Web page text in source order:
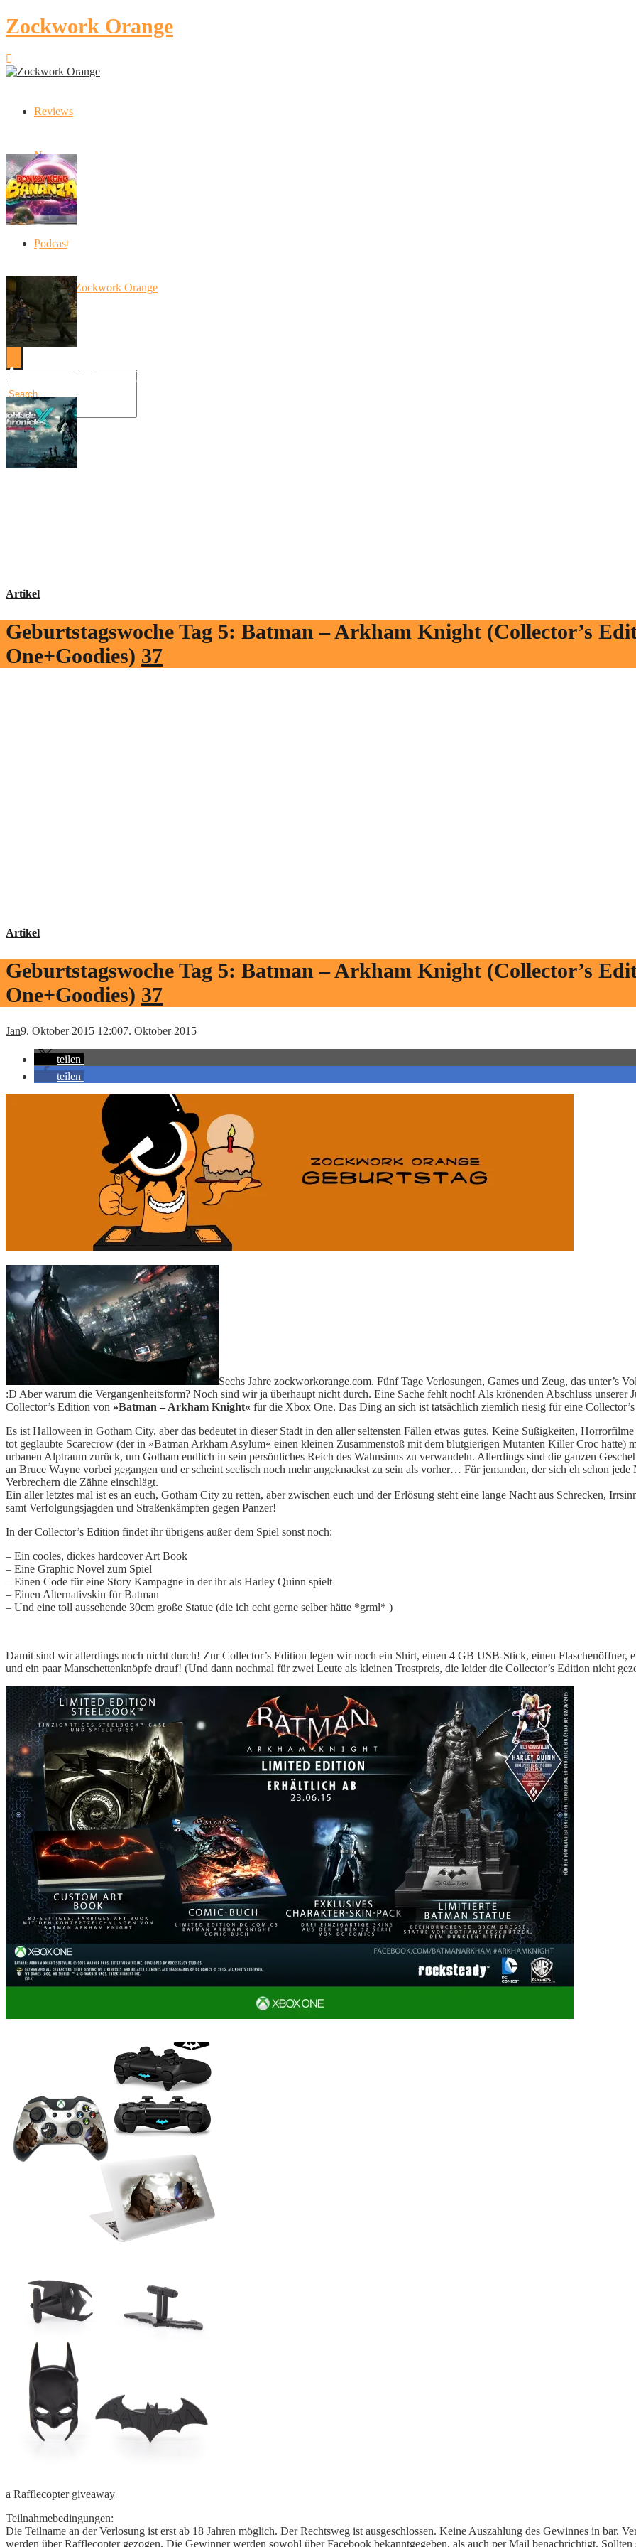
Zockwork Orange
Reviews
News
Artikel
Podcast
10 Jahre Zockwork Orange
Donkey Kong Bananza: “Ich mache alles kaputt!”
Angespielt: Legacy of Kain: Soul Reaver
Artikel
Geburtstagswoche Tag 5: Batman – Arkham Knight (Collector’s
One+Goodies) 37
Artikel
Geburtstagswoche Tag 5: Batman – Arkham Knight (Collector’s
One+Goodies) 37
Jan9. Oktober 2015 12:007. Oktober 2015
teilen
teilen
Sechs Jahre zockworkorange.com. Fünf Tage Verlosungen, Games und Zeug, das unter’s
:D Aber warum die Vergangenheitsform? Noch sind wir ja überhaupt nicht durch. Eine Sache fehlt noch! Als krönenden Abschluss unserer
Collector’s Edition von »Batman – Arkham Knight« für die Xbox One. Das Ding an sich ist tatsächlich ziemlich riesig für eine
Es ist Halloween in Gotham City, aber das bedeutet in dieser Stadt in den aller seltensten Fällen etwas gutes. Keine Süßigkeiten,
tot geglaubte Scarecrow (der in »Batman Arkham Asylum« einen kleinen Zusammenstoß mit dem blutgierigen Mutanten Killer Croc hatte)
urbanen Alptraum zurück, um Gotham endlich in sein persönliches Reich des Wahnsinns zu verwandeln. Allerdings sind die ganzen
an Bruce Wayne vorbei gegangen und er scheint seelisch noch mehr angeknackst zu sein als vorher… Für jemanden, der sich eh schon
Verbrechern die Zähne einschlägt.
Ein aller letztes mal ist es an euch, Gotham City zu retten, aber zwischen euch und der Erlösung steht eine lange Nacht aus Schrecken,
samt Verfolgungsjagden und Straßenkämpfen gegen Panzer!
In der Collector’s Edition findet ihr übrigens außer dem Spiel sonst noch:
– Ein cooles, dickes hardcover Art Book
– Eine Graphic Novel zum Spiel
– Einen Code für eine Story Kampagne in der ihr als Harley Quinn spielt
– Einen Alternativskin für Batman
– Und eine toll aussehende 30cm große Statue (die ich echt gerne selber hätte *grml* )
Damit sind wir allerdings noch nicht durch! Zur Collector’s Edition legen wir noch ein Shirt, einen 4 GB USB-Stick, einen Flaschenöffner,
und ein paar Manschettenknöpfe drauf! (Und dann nochmal für zwei Leute als kleinen Trostpreis, die leider die Collector’s Edition nicht
a Rafflecopter giveaway
Teilnahmebedingungen:
Die Teilname an der Verlosung ist erst ab 18 Jahren möglich. Der Rechtsweg ist ausgeschlossen. Keine Auszahlung des Gewinnes in bar.
werden über Rafflecopter gezogen. Die Gewinner werden sowohl über Facebook bekanntgegeben, als auch per Mail benachrichtigt.